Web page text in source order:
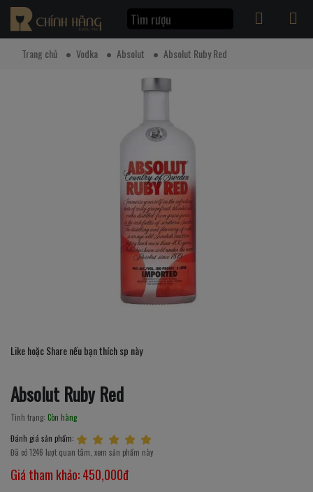
Trang chủ Vodka Absolut Absolut Ruby Red
Like hoặc Share nếu bạn thích sp này
Absolut Ruby Red
Tình trạng: Còn hàng
Đánh giá sản phẩm:
Đã có 1246 lượt quan tâm, xem sản phẩm này
Giá tham khảo:450,000đ